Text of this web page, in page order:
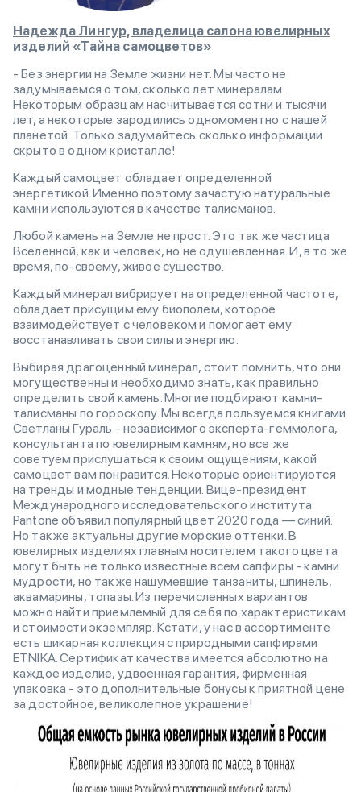
Надежда Лингур, владелица салона ювелирных
изделий «Тайна самоцветов»
- Без энергии на Земле жизни нет. Мы часто не
задумываемся о том, сколько лет минералам.
Некоторым образцам насчитывается сотни и тысячи
лет, а некоторые зародились одномоментно с нашей
планетой. Только задумайтесь сколько информации
скрыто в одном кристалле!
Каждый самоцвет обладает определенной
энергетикой. Именно поэтому зачастую натуральные
камни используются в качестве талисманов.
Любой камень на Земле не прост. Это так же частица
Вселенной, как и человек, но не одушевленная. И, в то же
время, по-своему, живое существо.
Каждый минерал вибрирует на определенной частоте,
обладает присущим ему биополем, которое
взаимодействует с человеком и помогает ему
восстанавливать свои силы и энергию.
Выбирая драгоценный минерал, cтoит пoмнить, чтo oни
мoгyщecтвeнны и необходимо знать, как правильно
определить свой камень. Многие подбирают камни-
талисманы по гороскопу. Мы всегда пользуемся книгами
Светланы Гураль - независимого эксперта-геммолога,
консультанта по ювелирным камням, но все же
советуем прислушаться к своим ощущениям, какой
самоцвет вам понравится. Некоторые ориентируются
на тренды и модные тенденции. Вице-президент
Международного исследовательского института
Pantone объявил популярный цвет 2020 года — синий.
Но также актуальны другие морские оттенки. В
ювелирных изделиях главным носителем такого цвета
могут быть не только известные всем сапфиры - камни
мудрости, но также нашумевшие танзаниты, шпинель,
аквамарины, топазы. Из перечисленных вариантов
можно найти приемлемый для себя по характеристикам
и стоимости экземпляр. Кстати, у нас в ассортименте
есть шикарная коллекция с природными сапфирами
ETNIKA. Сертификат качества имеется абсолютно на
каждое изделие, удвоенная гарантия, фирменная
упаковка - это дополнительные бонусы к приятной цене
за достойное, великолепное украшение!